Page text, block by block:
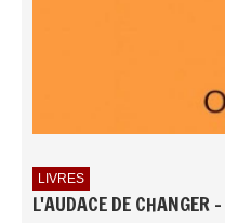
LIVRES
L'AUDACE DE CHANGER